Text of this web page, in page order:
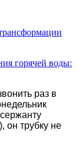
горячей воды:
раз в
трубку не